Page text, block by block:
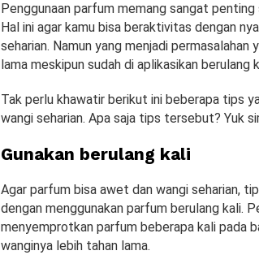
Penggunaan parfum memang sangat
Hal ini agar kamu bisa beraktivitas dengan
seharian. Namun yang menjadi
lama meskipun sudah di aplikasikan berulang
Tak perlu khawatir berikut ini beberapa tips
wangi seharian. Apa saja tips tersebut? Yuk
Gunakan berulang kali
Agar parfum bisa awet dan wangi seharian,
dengan menggunakan parfum berulang kali.
menyemprotkan parfum beberapa kali pada
wanginya lebih tahan lama.